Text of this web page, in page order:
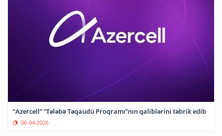
“Azercell” “Tələbə Təqaüdü Proqramı”nın qaliblərini təbrik edib
06-04-2026